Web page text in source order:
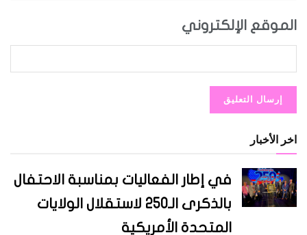
الموقع الإلكتروني
اخر الأخبار
في إطار الفعاليات بمناسبة الاحتفال
بالذكرى الـ250 لاستقلال الولايات
المتحدة الأمريكية